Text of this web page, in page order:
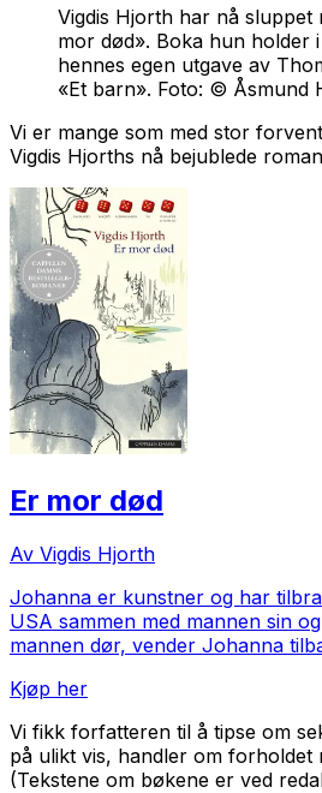
Vigdis Hjorth har nå sluppet
mor død». Boka hun holder
hennes egen utgave av
«Et barn». Foto: © Åsmund
Vi er mange som med stor
Vigdis Hjorths nå bejublede roman
Er mor død
Av Vigdis Hjorth
Johanna er kunstner og har
USA sammen med mannen sin
mannen dør, vender Johanna
Kjøp her
Vi fikk forfatteren til å tipse om
på ulikt vis, handler om forholdet
(Tekstene om bøkene er ved